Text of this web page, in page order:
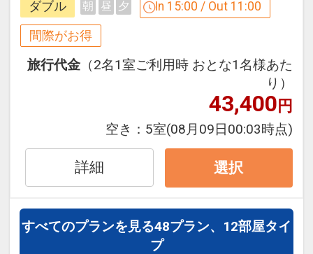
■うれしいポイント♪
●お部屋に水のペットボトルをご用意
「食事なしプラン」と「朝食付プラン」
をご用意しています。
●「食事なしプラン」と「朝食付プラ
ン」を掲載しています。
件】の項目でご確認のうえ、予約にお進
ダブル 朝 昼 夕 In 15:00 / Out 11:00
間際がお得
旅行代金 （2名1室ご利用時 おとな1名様あた
り）
43,400円
空き： 5室(08月09日00:03時点)
詳細 選択
すべてのプランを見る48プラン、12部屋タイ
プ